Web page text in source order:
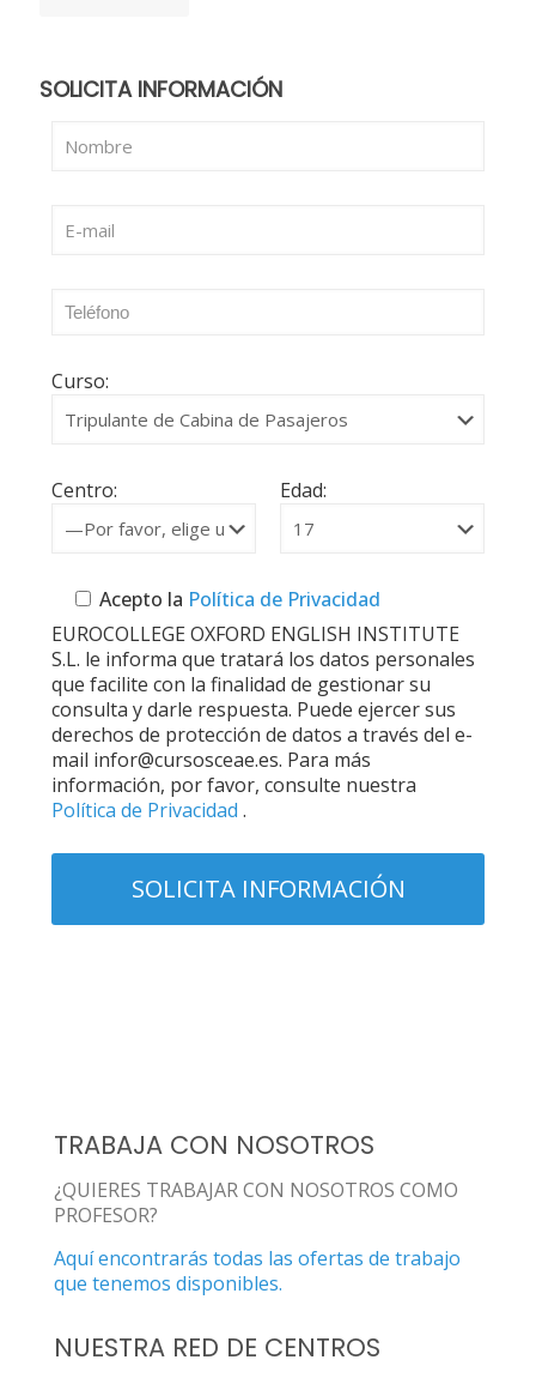
SOLICITA INFORMACIÓN
Curso:
Centro: Edad:
Acepto la Política de Privacidad
EUROCOLLEGE OXFORD ENGLISH INSTITUTE
S.L. le informa que tratará los datos personales
que facilite con la finalidad de gestionar su
consulta y darle respuesta. Puede ejercer sus
derechos de protección de datos a través del e-
mail infor@cursosceae.es. Para más
información, por favor, consulte nuestra
Política de Privacidad .
TRABAJA CON NOSOTROS
¿QUIERES TRABAJAR CON NOSOTROS COMO
PROFESOR?
Aquí encontrarás todas las ofertas de trabajo
que tenemos disponibles.
NUESTRA RED DE CENTROS